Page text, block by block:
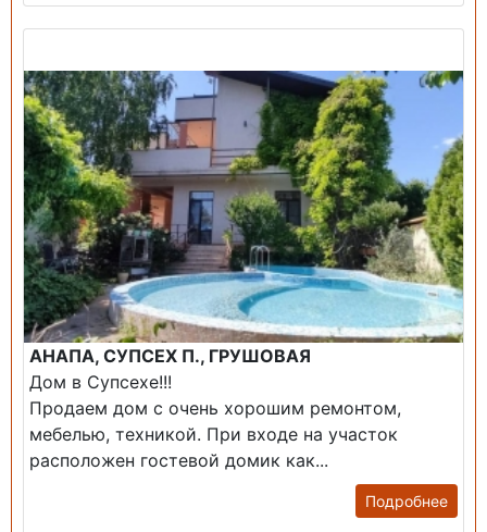
АНАПА, СУПСЕХ П., ГРУШОВАЯ
Дом в Супсехе!!!
Продаем дом с очень хорошим ремонтом,
мебелью, техникой. При входе на участок
расположен гостевой домик как...
Подробнее